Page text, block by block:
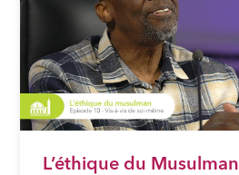
L’éthique du Musulman